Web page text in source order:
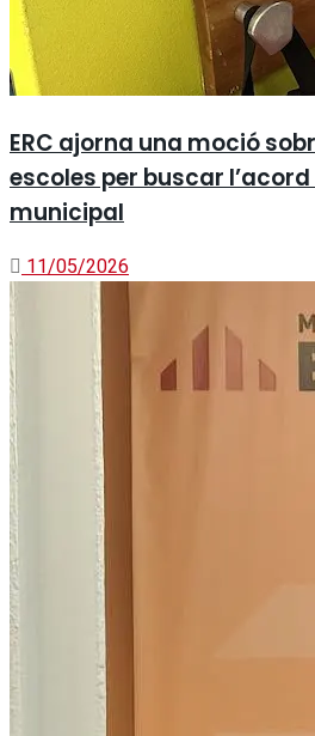
ERC ajorna una moció
escoles per buscar
municipal
11/05/2026